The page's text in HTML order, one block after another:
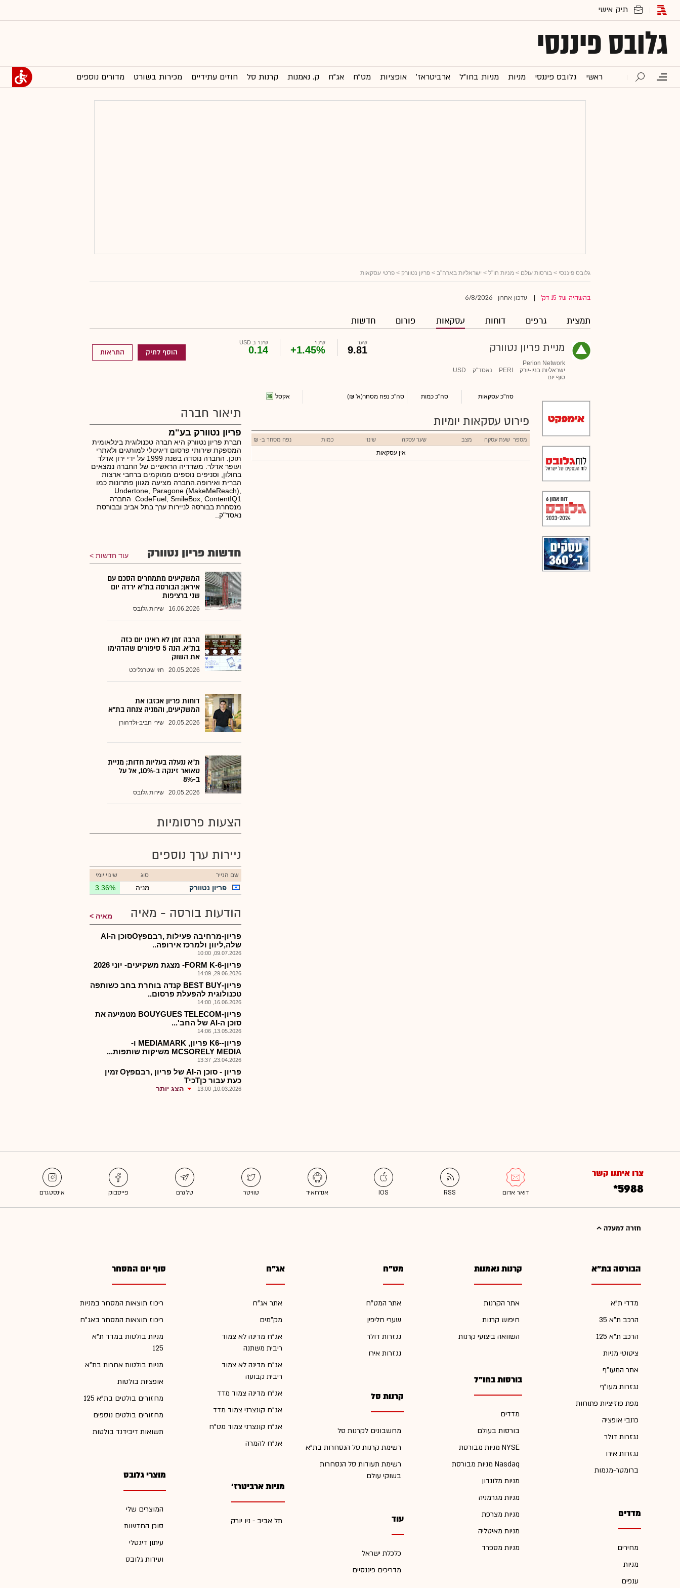
גלובס פיננסי
ראשי גלובס פיננסי מניות מניות בחו"ל ארביטראז' אופציות מט"ח אג"ח ק. נאמנות קרנות סל חוזים עתידיים מכירות בשורט מדורים נוספים
גלובס פיננסי > בורסות עולם > מניות חו"ל > ישראליות בארה"ב > פריון נטוורק > פרטי עסקאות
בהשהיה של 15 דק' עדכון אחרון 6/8/2026
תמצית גרפים דוחות עסקאות פורום חדשות
מניית פריון נטוורק
Perion Network
ישראליות בניו-יורק
PERI נאסד"ק
USD
סוף יום
שער
9.81
שינוי
+1.45%
שינוי ב USD
0.14 הוסף לתיק התראות
סה"כ עסקאות סה"כ כמות סה"כ נפח מסחר(א' ₪) אקסל
פירוט עסקאות יומיות
מספר שעת עסקה מצב שער עסקה שינוי כמות נפח מסחר ב- ₪
אין עסקאות
תיאור חברה
פריון נטוורק בע"מ
חברת פריון נטוורק היא חברה טכנולוגית בינלאומית
המספקת שירותי פרסום דיגיטלי למותגים ולאתרי
תוכן. החברה נוסדה בשנת 1999 על ידי ירון אדלר
ועופר אדלר. משרדיה הראשיים של החברה נמצאים
בחולון, וסניפים נוספים ממוקמים ברחבי ארצות
הברית ואירופה.החברה מציעה מגוון פתרונות כמו
Undertone, Paragone (MakeMeReach),
CodeFuel, SmileBox, ContentIQ1. החברה
מנסחרת בבורסה לניירות ערך בתל אביב ובבורסת
נאסד"ק..
חדשות פריון נטוורק עוד חדשות
המשקיעים מתמחרים הסכם עם
איראן; הבורסה בת"א ירדה יום
שני ברציפות
16.06.2026 שירות גלובס
הרבה זמן לא ראינו יום כזה
בת"א. הנה 5 סיפורים שהדהימו
את השוק
20.05.2026 חזי שטרנליכט
דוחות פריון אכזבו את
המשקיעים, והמניה צנחה בת"א
20.05.2026 שירי חביב-ולדהורן
ת"א ננעלה בעליות חדות; מניית
טאואר זינקה ב-10%, אל על
ב-8%
20.05.2026 שירות גלובס
הצעות פרסומיות
ניירות ערך נוספים
שם הנייר סוג שינוי יומי
פריון נטוורק מניה 3.36%
הודעות בורסה - מאיה מאיה
פריון-מרחיבה פעילות ,רבםפץOסוכן ה-AI
שלה,ליוון ולמרכז אירופה..
09.07.2026, 10:00
פריון-FORM K-6- מצגת משקיעים- יוני 2026
29.06.2026, 14:09
פריון-BEST BUY קנדה בוחרת בחב כשותפה
טכנולוגית להפעלת פרסום..
16.06.2026, 14:00
פריון-BOUYGUES TELECOM מטמיעה את
סוכן ה-AI של החב'...
13.05.2026, 14:06
פריון--K6 פריון, MEDIAMARK ו-
MCSORELY MEDIA משיקות שותפות...
23.04.2026, 13:37
פריון - סוכן ה-AI של פריון ,רבםפץO זמין
כעת עבור כןTכיT
10.03.2026, 13:00 הצג יותר
צרו איתנו קשר
*5988
חזרה למעלה
הבורסה בת"א
מדדי ת"א
הרכב ת"א 35
הרכב ת"א 125
ציטוטי מניות
אתר המעו"ף
נגזרות מעו"ף
מפת פוזיציות פתוחות
כתבי אופציה
נגזרות דולר
נגזרות אירו
ברומטר-מגמות
מדדים
מחירים
מניות
ענפים
קרנות נאמנות
אתר הקרנות
חיפוש קרנות
השוואה ביצועי קרנות
בורסות בחו"ל
מדדים
בורסות בעולם
מניות מבורסת NYSE
מניות מבורסת Nasdaq
מניות מלונדון
מניות מגרמניה
מניות מצרפת
מניות מאיטליה
מניות מספרד
מט"ח
אתר המט"ח
שערי חליפין
נגזרות דולר
נגזרות אירו
קרנות סל
מחשבונים לקרנות סל
רשימת קרנות סל הנסחרות בת"א
רשימת תעודות סל הנסחרות
בשוקי עולם
עוד
כלכלת ישראל
מדריכים פיננסיים
אג"ח
אתר אג"ח
מק"מים
אג"ח מדינה לא צמוד
ריבית משתנה
אג"ח מדינה לא צמוד
ריבית קבועה
אג"ח מדינה צמוד מדד
אג"ח קונצרני צמוד מדד
אג"ח קונצרני צמוד מט"ח
אג"ח להמרה
מניות ארביטרז'
תל אביב - ניו יורק
סוף יום המסחר
ריכוז תוצאות המסחר במניות
ריכוז תוצאות המסחר באג"ח
מניות בולטות במדד ת"א
125
מניות בולטות אחרות בת"א
אופציות בולטות
מחזורים בולטים בת"א 125
מחזורים בולטים נוספים
תשואות דיבידנד בולטות
מוצרי גלובס
המוצרים שלי
סוכן החדשות
עיתון דיגטלי
ועידות גלובס